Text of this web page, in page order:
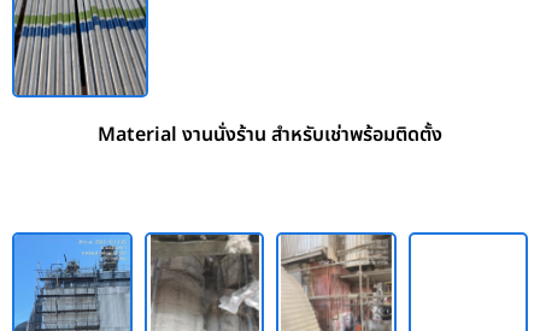
Material งานนั่งร้าน สำหรับเช่าพร้อมติดตั้ง